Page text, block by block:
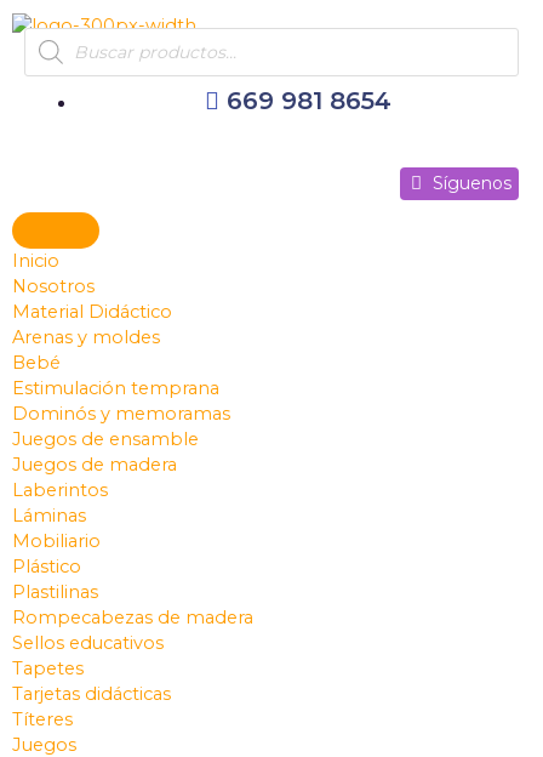
al
contenido
Products
search
669 981 8654
Síguenos
Inicio
Nosotros
Material Didáctico
Arenas y moldes
Bebé
Estimulación temprana
Dominós y memoramas
Juegos de ensamble
Juegos de madera
Laberintos
Láminas
Mobiliario
Plástico
Plastilinas
Rompecabezas de madera
Sellos educativos
Tapetes
Tarjetas didácticas
Títeres
Juegos